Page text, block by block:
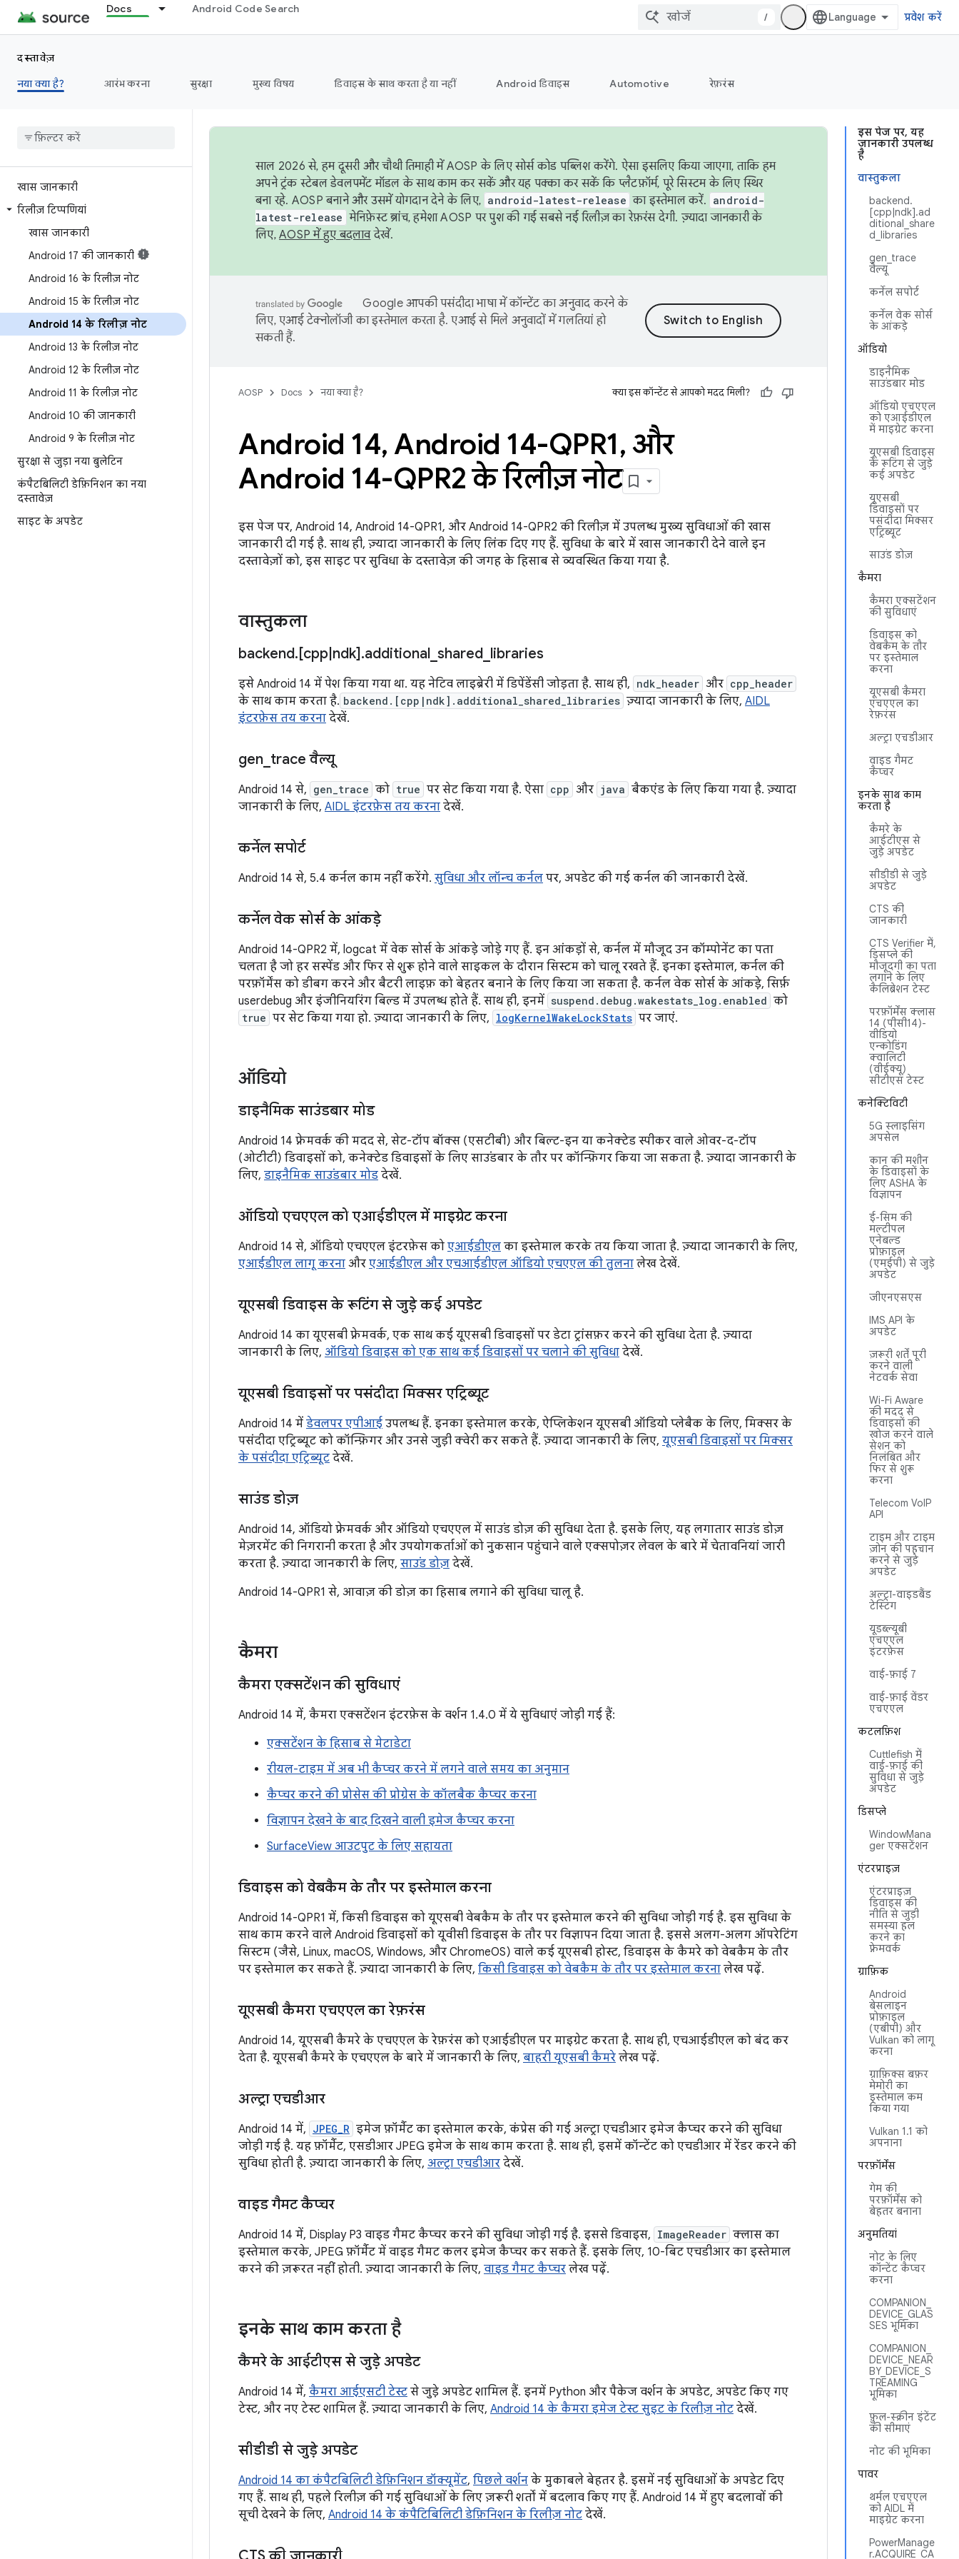
Docs Android Code Search
/ प्रवेश करें
दस्तावेज़
नया क्या है?
आरंभ करना सुरक्षा मुख्य विषय डिवाइस के साथ करता है या नहीं Android डिवाइस Automotive रेफ़रंस
खास जानकारी
रिलीज़ टिप्पणियां
खास जानकारी
Android 17 की जानकारी
Android 16 के रिलीज़ नोट
Android 15 के रिलीज़ नोट
Android 14 के रिलीज़ नोट
Android 13 के रिलीज़ नोट
Android 12 के रिलीज़ नोट
Android 11 के रिलीज़ नोट
Android 10 की जानकारी
Android 9 के रिलीज़ नोट
सुरक्षा से जुड़ा नया बुलेटिन
कंपैटबिलिटी डेफ़िनिशन का नया
दस्तावेज़
साइट के अपडेट
इस पेज पर, यह
जानकारी उपलब्ध
है
वास्तुकला
backend.
[cpp|ndk].ad
ditional_share
d_libraries
gen_trace
वैल्यू
कर्नेल सपोर्ट
कर्नेल वेक सोर्स
के आंकड़े
ऑडियो
डाइनैमिक
साउंडबार मोड
ऑडियो एचएएल
को एआईडीएल
में माइग्रेट करना
यूएसबी डिवाइस
के रूटिंग से जुड़े
कई अपडेट
यूएसबी
डिवाइसों पर
पसंदीदा मिक्सर
एट्रिब्यूट
साउंड डोज़
कैमरा
कैमरा एक्सटेंशन
की सुविधाएं
डिवाइस को
वेबकैम के तौर
पर इस्तेमाल
करना
यूएसबी कैमरा
एचएएल का
रेफ़रंस
अल्ट्रा एचडीआर
वाइड गैमट
कैप्चर
इनके साथ काम
करता है
कैमरे के
आईटीएस से
जुड़े अपडेट
सीडीडी से जुड़े
अपडेट
CTS की
जानकारी
CTS Verifier में,
डिसप्ले की
मौजूदगी का पता
लगाने के लिए
कैलिब्रेशन टेस्ट
परफ़ॉर्मेंस क्लास
14 (पीसी14)-
वीडियो
एन्कोडिंग
क्वालिटी
(वीईक्यू)
सीटीएस टेस्ट
कनेक्टिविटी
5G स्लाइसिंग
अपसेल
कान की मशीन
के डिवाइसों के
लिए ASHA के
विज्ञापन
ई-सिम की
मल्टीपल
एनेबल्ड
प्रोफ़ाइल
(एमईपी) से जुड़े
अपडेट
जीएनएसएस
IMS API के
अपडेट
ज़रूरी शर्तें पूरी
करने वाली
नेटवर्क सेवा
Wi-Fi Aware
की मदद से
डिवाइसों की
खोज करने वाले
सेशन को
निलंबित और
फिर से शुरू
करना
Telecom VoIP
API
टाइम और टाइम
ज़ोन की पहचान
करने से जुड़े
अपडेट
अल्ट्रा-वाइडबैंड
टेस्टिंग
यूडब्ल्यूबी
एचएएल
इंटरफ़ेस
वाई-फ़ाई 7
वाई-फ़ाई वेंडर
एचएएल
कटलफ़िश
Cuttlefish में
वाई-फ़ाई की
सुविधा से जुड़े
अपडेट
डिसप्ले
WindowMana
ger एक्सटेंशन
एंटरप्राइज़
एंटरप्राइज़
डिवाइस की
नीति से जुड़ी
समस्या हल
करने का
फ़्रेमवर्क
ग्राफ़िक
Android
बेसलाइन
प्रोफ़ाइल
(एबीपी) और
Vulkan को लागू
करना
ग्राफ़िक्स बफ़र
मेमोरी का
इस्तेमाल कम
किया गया
Vulkan 1.1 को
अपनाना
परफ़ॉर्मेंस
गेम की
परफ़ॉर्मेंस को
बेहतर बनाना
अनुमतियां
नोट के लिए
कॉन्टेंट कैप्चर
करना
COMPANION_
DEVICE_GLAS
SES भूमिका
COMPANION_
DEVICE_NEAR
BY_DEVICE_S
TREAMING
भूमिका
फ़ुल-स्क्रीन इंटेंट
की सीमाएं
नोट की भूमिका
पावर
थर्मल एचएएल
को AIDL में
माइग्रेट करना
PowerManage
r.ACQUIRE_CA
साल 2026 से, हम दूसरी और चौथी तिमाही में AOSP के लिए सोर्स कोड पब्लिश करेंगे. ऐसा इसलिए किया जाएगा, ताकि हम
अपने ट्रंक स्टेबल डेवलपमेंट मॉडल के साथ काम कर सकें और यह पक्का कर सकें कि प्लैटफ़ॉर्म, पूरे सिस्टम के लिए स्थिर
बना रहे. AOSP बनाने और उसमें योगदान देने के लिए, android-latest-release का इस्तेमाल करें. android-
latest-release मेनिफ़ेस्ट ब्रांच, हमेशा AOSP पर पुश की गई सबसे नई रिलीज़ का रेफ़रंस देगी. ज़्यादा जानकारी के
लिए, AOSP में हुए बदलावदेखें.
Google आपकी पसंदीदा भाषा में कॉन्टेंट का अनुवाद करने के
लिए, एआई टेक्नोलॉजी का इस्तेमाल करता है. एआई से मिले अनुवादों में गलतियां हो
सकती हैं.
AOSP Docs नया क्या है? क्या इस कॉन्टेंट से आपको मदद मिली?
Android 14, Android 14-QPR1, और
Android 14-QPR2 के रिलीज़ नोट
इस पेज पर, Android 14, Android 14-QPR1, और Android 14-QPR2 की रिलीज़ में उपलब्ध मुख्य सुविधाओं की खास
जानकारी दी गई है. साथ ही, ज़्यादा जानकारी के लिए लिंक दिए गए हैं. सुविधा के बारे में खास जानकारी देने वाले इन
दस्तावेज़ों को, इस साइट पर सुविधा के दस्तावेज़ की जगह के हिसाब से व्यवस्थित किया गया है.
वास्तुकला
backend. [cpp ndk] .additional shared libraries
इसे Android 14 में पेश किया गया था. यह नेटिव लाइब्रेरी में डिपेंडेंसी जोड़ता है. साथ ही, ndk_header और cpp_header
के साथ काम करता है. backend.[cpp|ndk].additional_shared_libraries ज़्यादा जानकारी के लिए, AIDL
इंटरफ़ेस तय करना देखें.
gen trace वैल्यू
Android 14 से, gen_trace को true पर सेट किया गया है. ऐसा cpp और java बैकएंड के लिए किया गया है. ज़्यादा
जानकारी के लिए, AIDL इंटरफ़ेस तय करना देखें.
कर्नेल सपोर्ट
Android 14 से, 5.4 कर्नल काम नहीं करेंगे. सुविधा और लॉन्च कर्नल पर, अपडेट की गई कर्नल की जानकारी देखें.
कर्नेल वेक सोर्स के आंकड़े
Android 14-QPR2 में, logcat में वेक सोर्स के आंकड़े जोड़े गए हैं. इन आंकड़ों से, कर्नल में मौजूद उन कॉम्पोनेंट का पता
चलता है जो हर सस्पेंड और फिर से शुरू होने वाले साइकल के दौरान सिस्टम को चालू रखते हैं. इनका इस्तेमाल, कर्नल की
परफ़ॉर्मेंस को डीबग करने और बैटरी लाइफ़ को बेहतर बनाने के लिए किया जा सकता है. कर्नल वेक सोर्स के आंकड़े, सिर्फ़
userdebug और इंजीनियरिंग बिल्ड में उपलब्ध होते हैं. साथ ही, इनमें suspend.debug.wakestats_log.enabled को
true पर सेट किया गया हो. ज़्यादा जानकारी के लिए, logKernelWakeLockStats पर जाएं.
ऑडियो
डाइनैमिक साउंडबार मोड
Android 14 फ़्रेमवर्क की मदद से, सेट-टॉप बॉक्स (एसटीबी) और बिल्ट-इन या कनेक्टेड स्पीकर वाले ओवर-द-टॉप
(ओटीटी) डिवाइसों को, कनेक्टेड डिवाइसों के लिए साउंडबार के तौर पर कॉन्फ़िगर किया जा सकता है. ज़्यादा जानकारी के
लिए, डाइनैमिक साउंडबार मोड देखें.
ऑडियो एचएएल को एआईडीएल में माइग्रेट करना
Android 14 से, ऑडियो एचएएल इंटरफ़ेस को एआईडीएल का इस्तेमाल करके तय किया जाता है. ज़्यादा जानकारी के लिए,
एआईडीएल लागू करना और एआईडीएल और एचआईडीएल ऑडियो एचएएल की तुलना लेख देखें.
यूएसबी डिवाइस के रूटिंग से जुड़े कई अपडेट
Android 14 का यूएसबी फ़्रेमवर्क, एक साथ कई यूएसबी डिवाइसों पर डेटा ट्रांसफ़र करने की सुविधा देता है. ज़्यादा
जानकारी के लिए, ऑडियो डिवाइस को एक साथ कई डिवाइसों पर चलाने की सुविधा देखें.
यूएसबी डिवाइसों पर पसंदीदा मिक्सर एट्रिब्यूट
Android 14 में डेवलपर एपीआई उपलब्ध हैं. इनका इस्तेमाल करके, ऐप्लिकेशन यूएसबी ऑडियो प्लेबैक के लिए, मिक्सर के
पसंदीदा एट्रिब्यूट को कॉन्फ़िगर और उनसे जुड़ी क्वेरी कर सकते हैं. ज़्यादा जानकारी के लिए, यूएसबी डिवाइसों पर मिक्सर
के पसंदीदा एट्रिब्यूट देखें.
साउंड डोज़
Android 14, ऑडियो फ़्रेमवर्क और ऑडियो एचएएल में साउंड डोज़ की सुविधा देता है. इसके लिए, यह लगातार साउंड डोज़
मेज़रमेंट की निगरानी करता है और उपयोगकर्ताओं को नुकसान पहुंचाने वाले एक्सपोज़र लेवल के बारे में चेतावनियां जारी
करता है. ज़्यादा जानकारी के लिए, साउंड डोज़ देखें.
Android 14-QPR1 से, आवाज़ की डोज़ का हिसाब लगाने की सुविधा चालू है.
कैमरा
कैमरा एक्सटेंशन की सुविधाएं
Android 14 में, कैमरा एक्सटेंशन इंटरफ़ेस के वर्शन 1.4.0 में ये सुविधाएं जोड़ी गई हैं:
एक्सटेंशन के हिसाब से मेटाडेटा
रीयल-टाइम में अब भी कैप्चर करने में लगने वाले समय का अनुमान
कैप्चर करने की प्रोसेस की प्रोग्रेस के कॉलबैक कैप्चर करना
विज्ञापन देखने के बाद दिखने वाली इमेज कैप्चर करना
SurfaceView आउटपुट के लिए सहायता
डिवाइस को वेबकैम के तौर पर इस्तेमाल करना
Android 14-QPR1 में, किसी डिवाइस को यूएसबी वेबकैम के तौर पर इस्तेमाल करने की सुविधा जोड़ी गई है. इस सुविधा के
साथ काम करने वाले Android डिवाइसों को यूवीसी डिवाइस के तौर पर विज्ञापन दिया जाता है. इससे अलग-अलग ऑपरेटिंग
सिस्टम (जैसे, Linux, macOS, Windows, और ChromeOS) वाले कई यूएसबी होस्ट, डिवाइस के कैमरे को वेबकैम के तौर
पर इस्तेमाल कर सकते हैं. ज़्यादा जानकारी के लिए, किसी डिवाइस को वेबकैम के तौर पर इस्तेमाल करना लेख पढ़ें.
यूएसबी कैमरा एचएएल का रेफ़रंस
Android 14, यूएसबी कैमरे के एचएएल के रेफ़रंस को एआईडीएल पर माइग्रेट करता है. साथ ही, एचआईडीएल को बंद कर
देता है. यूएसबी कैमरे के एचएएल के बारे में जानकारी के लिए, बाहरी यूएसबी कैमरे लेख पढ़ें.
अल्ट्रा एचडीआर
Android 14 में, JPEG_R इमेज फ़ॉर्मैट का इस्तेमाल करके, कंप्रेस की गई अल्ट्रा एचडीआर इमेज कैप्चर करने की सुविधा
जोड़ी गई है. यह फ़ॉर्मैट, एसडीआर JPEG इमेज के साथ काम करता है. साथ ही, इसमें कॉन्टेंट को एचडीआर में रेंडर करने की
सुविधा होती है. ज़्यादा जानकारी के लिए, अल्ट्रा एचडीआर देखें.
वाइड गैमट कैप्चर
Android 14 में, Display P3 वाइड गैमट कैप्चर करने की सुविधा जोड़ी गई है. इससे डिवाइस, ImageReader क्लास का
इस्तेमाल करके, JPEG फ़ॉर्मैट में वाइड गैमट कलर इमेज कैप्चर कर सकते हैं. इसके लिए, 10-बिट एचडीआर का इस्तेमाल
करने की ज़रूरत नहीं होती. ज़्यादा जानकारी के लिए, वाइड गैमट कैप्चर लेख पढ़ें.
इनके साथ काम करता है
कैमरे के आईटीएस से जुड़े अपडेट
Android 14 में, कैमरा आईएसटी टेस्ट से जुड़े अपडेट शामिल हैं. इनमें Python और पैकेज वर्शन के अपडेट, अपडेट किए गए
टेस्ट, और नए टेस्ट शामिल हैं. ज़्यादा जानकारी के लिए, Android 14 के कैमरा इमेज टेस्ट सुइट के रिलीज़ नोट देखें.
सीडीडी से जुड़े अपडेट
Android 14 का कंपैटबिलिटी डेफ़िनिशन डॉक्यूमेंट, पिछले वर्शन के मुकाबले बेहतर है. इसमें नई सुविधाओं के अपडेट दिए
गए हैं. साथ ही, पहले रिलीज़ की गई सुविधाओं के लिए ज़रूरी शर्तों में बदलाव किए गए हैं. Android 14 में हुए बदलावों की
सूची देखने के लिए, Android 14 के कंपैटिबिलिटी डेफ़िनिशन के रिलीज़ नोट देखें.